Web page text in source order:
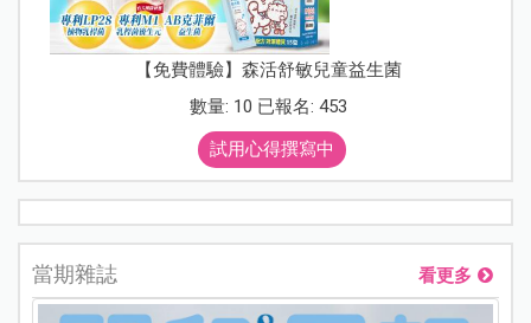
【免費體驗】森活舒敏兒童益生菌
數量: 10 已報名: 453
試用心得撰寫中
當期雜誌 看更多